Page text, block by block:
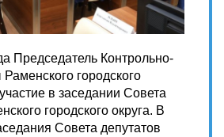
Председатель Контрольно-
городского
в заседании Совета
городского округа. В
Совета депутатов